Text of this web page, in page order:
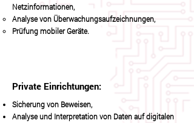
Netzinformationen,
Analyse von Überwachungsaufzeichnungen,
Prüfung mobiler Geräte.
Private Einrichtungen:
Sicherung von Beweisen,
Analyse und Interpretation von Daten auf digitalen